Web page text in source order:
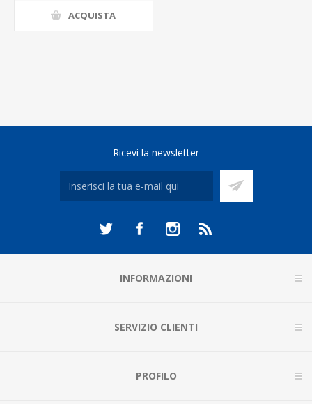
ACQUISTA
Ricevi la newsletter
INFORMAZIONI
SERVIZIO CLIENTI
PROFILO